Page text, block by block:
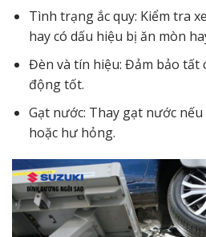
Tình trạng ắc quy: Kiểm tra
hay có dấu hiệu bị ăn mòn
Đèn và tín hiệu: Đảm bảo tất
động tốt.
Gạt nước: Thay gạt nước
hoặc hư hỏng.